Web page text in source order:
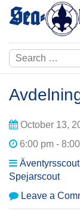
Skip
Search
for:
October 13,
6:00 pm -
Äventyrsscout
Spejarscout
Leave a